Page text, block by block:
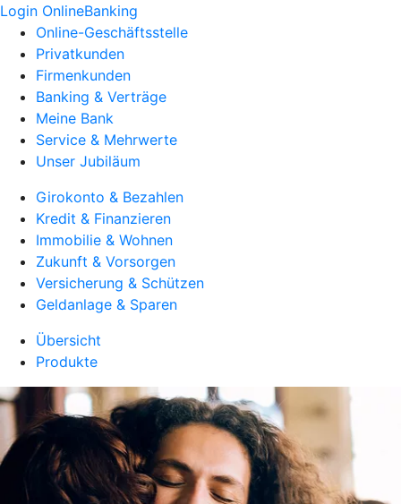
Login OnlineBanking
Online-Geschäftsstelle
Privatkunden
Firmenkunden
Banking & Verträge
Meine Bank
Service & Mehrwerte
Unser Jubiläum
Girokonto & Bezahlen
Kredit & Finanzieren
Immobilie & Wohnen
Zukunft & Vorsorgen
Versicherung & Schützen
Geldanlage & Sparen
Übersicht
Produkte